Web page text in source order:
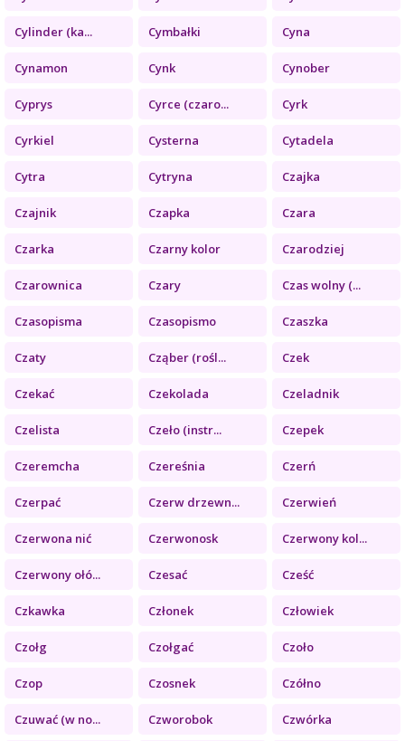
Cylinder (ka... Cymbałki Cyna
Cynamon Cynk Cynober
Cyprys Cyrce (czaro... Cyrk
Cyrkiel Cysterna Cytadela
Cytra Cytryna Czajka
Czajnik Czapka Czara
Czarka Czarny kolor Czarodziej
Czarownica Czary Czas wolny (...
Czasopisma Czasopismo Czaszka
Czaty Cząber (rośl... Czek
Czekać Czekolada Czeladnik
Czelista Czeło (instr... Czepek
Czeremcha Czereśnia Czerń
Czerpać Czerw drzewn... Czerwień
Czerwona nić Czerwonosk Czerwony kol...
Czerwony ołó... Czesać Cześć
Czkawka Członek Człowiek
Czołg Czołgać Czoło
Czop Czosnek Czółno
Czuwać (w no... Czworobok Czwórka